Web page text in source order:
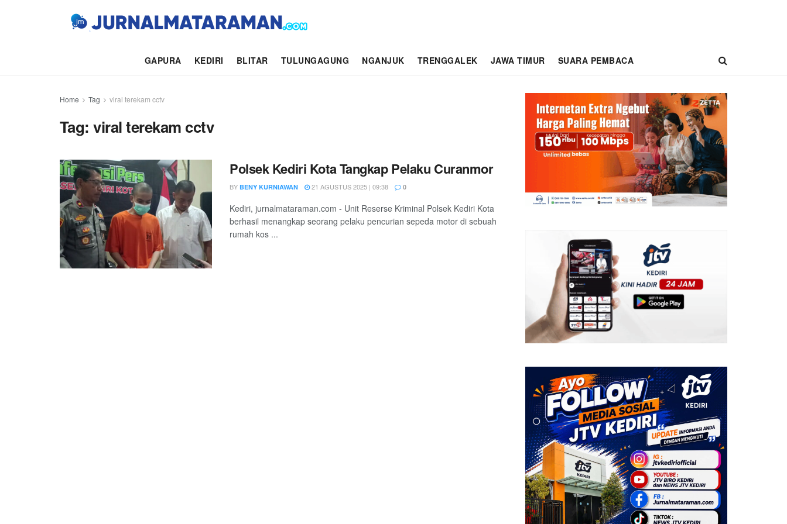
GAPURA KEDIRI BLITAR TULUNGAGUNG NGANJUK TRENGGALEK JAWA TIMUR SUARA PEMBACA
Home Tag viral terekam cctv
Tag:viral terekam cctv
Polsek Kediri Kota Tangkap Pelaku Curanmor
BY BENY KURNIAWAN 21 AGUSTUS 2025 | 09:38 0
Kediri, jurnalmataraman.com - Unit Reserse Kriminal Polsek Kediri Kota
berhasil menangkap seorang pelaku pencurian sepeda motor di sebuah
rumah kos ...